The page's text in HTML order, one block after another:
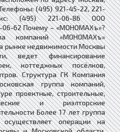
(495) 921-45-22, 221-
(495) 221-06-86 ООО
06-62 Почему – «МОНОМАХъ»?
компаний «МОНОМАХъ»
рынке недвижимости Москвы
ведет финансирование
коттеджных посёлков,
Структура ГК Компания
группа компаний,
проектные, строительные,
и риэлторские
Более 17 лет группа
операции на